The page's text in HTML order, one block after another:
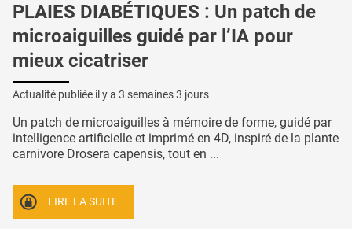
PLAIES DIABÉTIQUES : Un patch de
microaiguilles guidé par l’IA pour
mieux cicatriser
Actualité publiée il y a 3 semaines 3 jours
Un patch de microaiguilles à mémoire de forme, guidé par
intelligence artificielle et imprimé en 4D, inspiré de la plante
carnivore Drosera capensis, tout en ...
LIRE LA SUITE